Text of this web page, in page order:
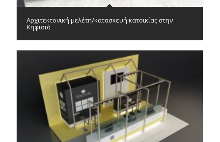
Αρχιτεκτονική μελέτη/κατασκευή κατοικίας στην
Κηφισιά